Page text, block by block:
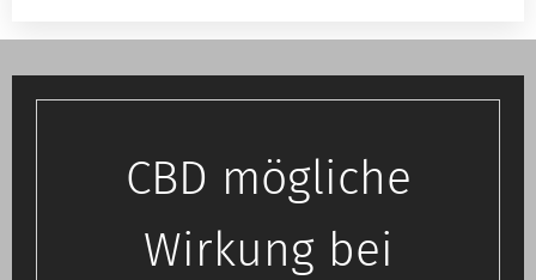
CBD mögliche
Wirkung bei